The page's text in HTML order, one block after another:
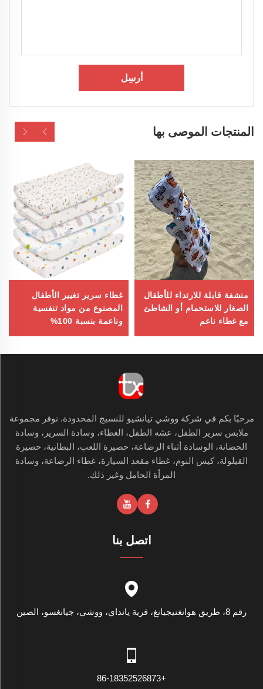
أرسِل
المنتجات الموصى بها
منشفة قابلة للارتداء للأطفال
الصغار للاستحمام أو الشاطئ
مع غطاء ناعم
غطاء سرير تغيير الأطفال
المصنوع من مواد تنفسية
وناعمة بنسبة 100%
مرحبًا بكم في شركة ووشي تيانشيو للنسيج المحدودة. نوفر مجموعة
ملابس سرير الطفل، عشه الطفل، الغطاء، وسادة السرير، وسادة
الحضانة، الوسادة أثناء الرضاعة، حصيرة اللعب، البطانية، حصيرة
القيلولة، كيس النوم، غطاء مقعد السيارة، غطاء الرضاعة، وسادة
المرأة الحامل وغير ذلك.
اتصل بنا
رقم 8، طريق هوانغنيجيانغ، قرية يانداي، ووشي، جيانغسو، الصين
+86-18352526873